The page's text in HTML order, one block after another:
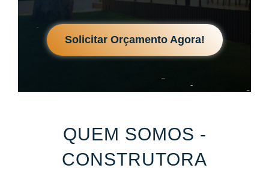
Solicitar Orçamento Agora!
QUEM SOMOS -
CONSTRUTORA